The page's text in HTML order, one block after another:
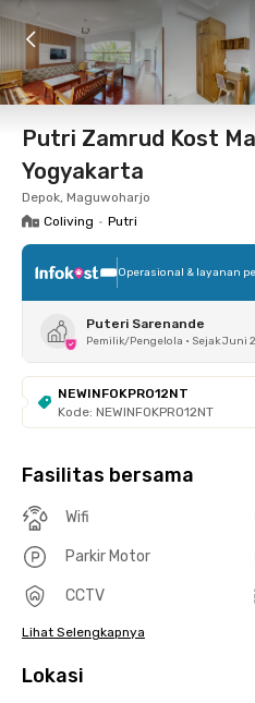
7 Agt 26 - Belum tahu
Foto Fasilitas bersama
Putri Zamrud Kost
Yogyakarta
Depok, Maguwoharjo
Coliving • Putri
Operasional & layanan
Puteri Sarenande
Pemilik/Pengelola • Sejak Juni
NEWINFOKPRO12NT
Kode: NEWINFOKPRO12NT
Fasilitas bersama
Wifi
Parkir Motor
CCTV
Lihat Selengkapnya
Lokasi